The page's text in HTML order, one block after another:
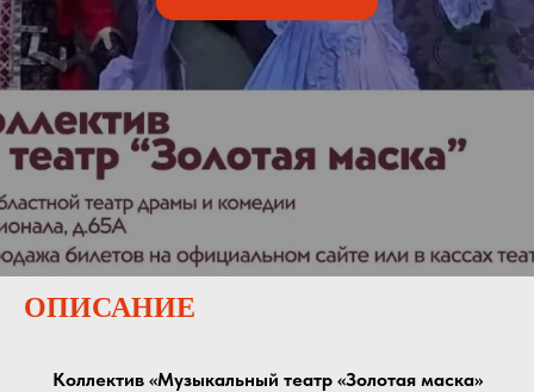
ОПИСАНИЕ
Коллектив «Музыкальный театр «Золотая маска»